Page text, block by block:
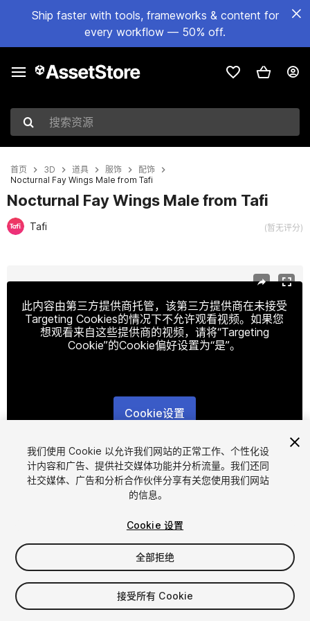
Ship faster with tools, frameworks & content for
every workflow — 50% off.
搜索资源
首页 3D 道具 服饰
配饰
Nocturnal Fay Wings Male from Tafi
Nocturnal Fay Wings Male from Tafi
Tafi (暂无评分)
此内容由第三方提供商托管，该第三方提供商在未接受
Targeting Cookies的情况下不允许观看视频。如果您
想观看来自这些提供商的视频，请将“Targeting
Cookie”的Cookie偏好设置为“是”。
Cookie设置
1/10
$10
增值税将在结算时计算
我们使用 Cookie 以允许我们网站的正常工作、个性化设
计内容和广告、提供社交媒体功能并分析流量。我们还同
社交媒体、广告和分析合作伙伴分享有关您使用我们网站
的信息。
Cookie 设置
全部拒绝
接受所有 Cookie